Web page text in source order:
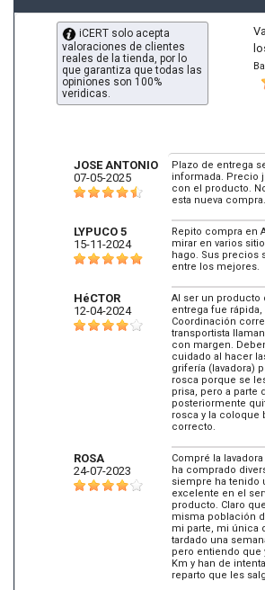
iCERT solo acepta
valoraciones de clientes
reales de la tienda, por lo
que garantiza que todas las
opiniones son 100%
veridicas.
JOSE ANTONIO
07-05-2025
Plazo de entrega
informada. Precio
con el producto.
esta nueva compra.
LYPUCO 5
15-11-2024
Repito compra en
mirar en varios
hago. Sus precios
entre los mejores.
HéCTOR
12-04-2024
Al ser un producto
entrega fue rápida,
Coordinación
transportista
con margen.
cuidado al hacer
grifería (lavadora)
rosca porque se
prisa, pero a parte
posteriormente
rosca y la coloque
correcto.
ROSA
24-07-2023
Compré la
ha comprado
siempre ha tenido
excelente en el
producto. Claro
misma población
mi parte, mi única
tardado una
pero entiendo que
Km y han de
reparto que les